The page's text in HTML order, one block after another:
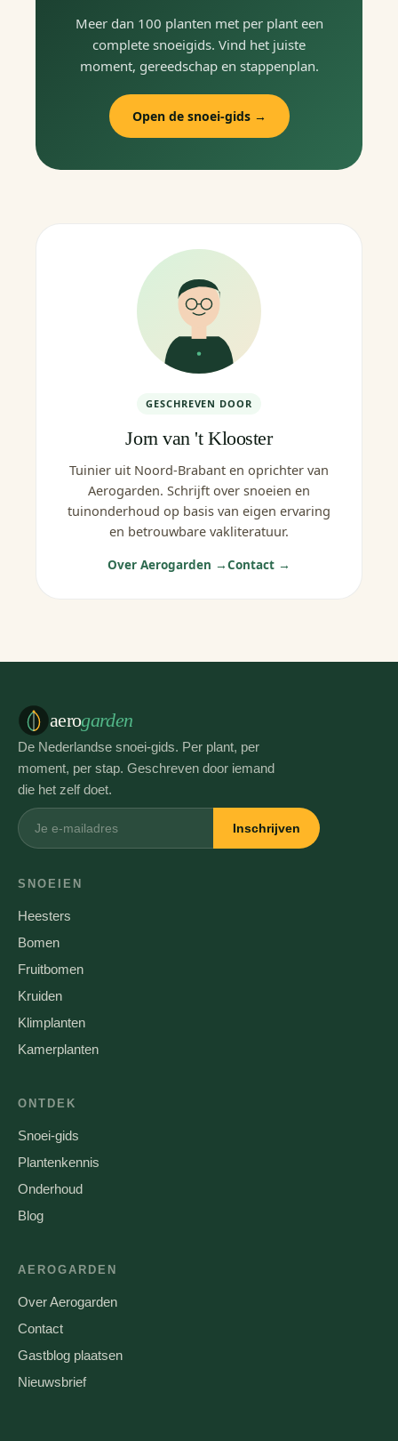
Meer dan 100 planten met per plant een
complete snoeigids. Vind het juiste
moment, gereedschap en stappenplan.
Open de snoei-gids →
GESCHREVEN DOOR
Jorn van 't Klooster
Tuinier uit Noord-Brabant en oprichter van
Aerogarden. Schrijft over snoeien en
tuinonderhoud op basis van eigen ervaring
en betrouwbare vakliteratuur.
Over Aerogarden →Contact →
aerogarden
De Nederlandse snoei-gids. Per plant, per
moment, per stap. Geschreven door iemand
die het zelf doet.
Inschrijven
SNOEIEN
Heesters
Bomen
Fruitbomen
Kruiden
Klimplanten
Kamerplanten
ONTDEK
Snoei-gids
Plantenkennis
Onderhoud
Blog
AEROGARDEN
Over Aerogarden
Contact
Gastblog plaatsen
Nieuwsbrief